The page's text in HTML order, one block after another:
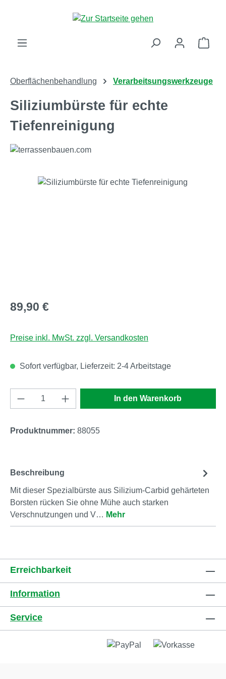
Zum Hauptinhalt springen
Oberflächenbehandlung Verarbeitsungswerkzeuge
Siliziumbürste für echte
Tiefenreinigung
Bildergalerie überspringen
Regulärer Preis:
89,90 €
Preise inkl. MwSt. zzgl. Versandkosten
Sofort verfügbar, Lieferzeit: 2-4 Arbeitstage
Produkt Anzahl: Gib den gewünschten
In den Warenkorb
Produktnummer: 88055
Beschreibung
Mit dieser Spezialbürste aus Silizium-Carbid gehärteten
Borsten rücken Sie ohne Mühe auch starken
Verschnutzungen und V… Mehr
Erreichbarkeit
Information
Service